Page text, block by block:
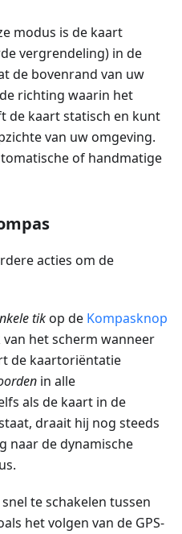
modus is de kaart
vergrendeling) in de
de bovenrand van uw
richting waarin het
de kaart statisch en kunt
van uw omgeving.
of handmatige
acties om de
tikop de Kompasknop
het scherm wanneer
de kaartoriëntatie
in alle
als de kaart in de
draait hij nog steeds
naar de dynamische
snel te schakelen tussen
het volgen van de GPS-